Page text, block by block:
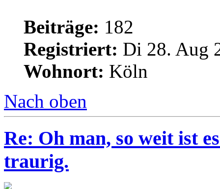
Beiträge: 182
Registriert: Di 28. Aug
Wohnort: Köln
Nach oben
Re: Oh man, so weit ist
traurig.